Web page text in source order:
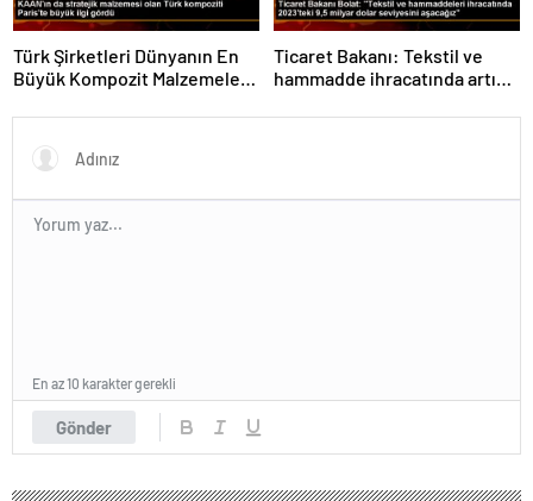
Türk Şirketleri Dünyanın En
Büyük Kompozit Malzemeler
Ticaret Bakanı: Tekstil ve
hammadde ihracatında artış
Gönder
En az 10 karakter gerekli